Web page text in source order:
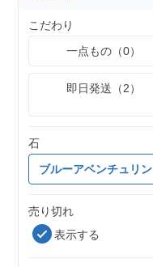
こだわり
一点もの（0）
即日発送（2）
石
ブルーアベンチュリン
売り切れ
表示する